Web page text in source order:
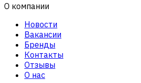
О компании
Новости
Вакансии
Бренды
Контакты
Отзывы
О нас